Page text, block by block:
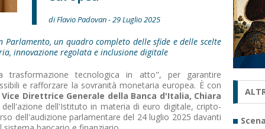
di Flavio Padovan - 29 Luglio 2025
un quadro completo delle sfide e delle scelte
innovazione regolata e inclusione digitale
trasformazione tecnologica in atto", per garantire
e rafforzare la sovranità monetaria europea. È con
Vice Direttrice Generale della Banca d'Italia, Chiara
dell'Istituto in materia di euro digitale, cripto-
dell'audizione parlamentare del 24 luglio 2025 davanti